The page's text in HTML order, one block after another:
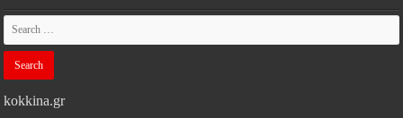
kokkina.gr